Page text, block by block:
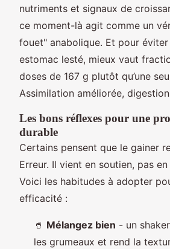
nutriments et signaux de
ce moment-là agit comme un
fouet" anabolique. Et pour
estomac lesté, mieux vaut
doses de 167 g plutôt qu’une
Assimilation améliorée,
Les bons réflexes pour une
durable
Certains pensent que le gainer
Erreur. Il vient en soutien, pas
Voici les habitudes à adopter
efficacité :
🥤 Mélangez bien - un
les grumeaux et rend la